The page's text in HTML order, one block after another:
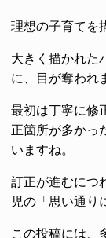
理想の子育てを
大きく描かれた
に、目が奪われ
最初は丁寧に修
正箇所が多かっ
いますね。
訂正が進むにつ
児の「思い通り
この投稿には、